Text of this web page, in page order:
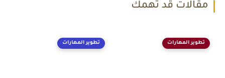
مقالات قد تهمك
تطوير المهارات تطوير المهارات